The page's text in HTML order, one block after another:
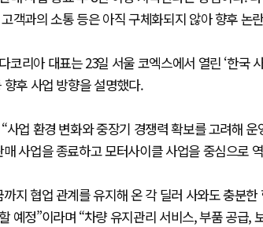
객과의 소통 등은 아직 구체화되지 않아 향후 논
코리아 대표는 23일 서울 코엑스에서 열린 ‘한국
향후 사업 방향을 설명했다.
사업 환경 변화와 중장기 경쟁력 확보를 고려해
매 사업을 종료하고 모터사이클 사업을 중심으로
까지 협업 관계를 유지해 온 각 딜러 사와도 충분
예정”이라며 “차량 유지관리 서비스, 부품 공급